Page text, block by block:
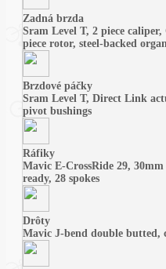
Zadná brzda
Sram Level T, 2 piece
piece rotor, steel-backed
Brzdové páčky
Sram Level T, Direct Link
pivot bushings
Ráfiky
Mavic E-CrossRide 29,
ready, 28 spokes
Drôty
Mavic J-bend double butted,